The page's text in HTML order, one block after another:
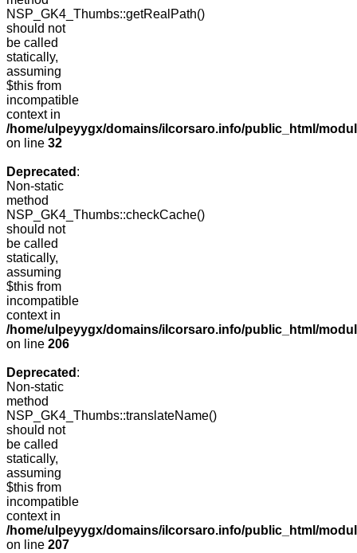
NSP_GK4_Thumbs::getRealPath()
should not
be called
statically,
assuming
$this from
incompatible
context in
/home/ulpeyygx/domains/ilcorsaro.info/public_html/
on line 32
Deprecated :
Non-static
method
NSP_GK4_Thumbs::checkCache()
should not
be called
statically,
assuming
$this from
incompatible
context in
/home/ulpeyygx/domains/ilcorsaro.info/public_html/
on line 206
Deprecated :
Non-static
method
NSP_GK4_Thumbs::translateName()
should not
be called
statically,
assuming
$this from
incompatible
context in
/home/ulpeyygx/domains/ilcorsaro.info/public_html/
on line 207